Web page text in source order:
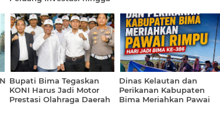
Bupati Bima Tegaskan
KONI Harus Jadi Motor
Prestasi Olahraga Daerah
Dinas Kelautan dan
Perikanan Kabupaten
Bima Meriahkan Pawai